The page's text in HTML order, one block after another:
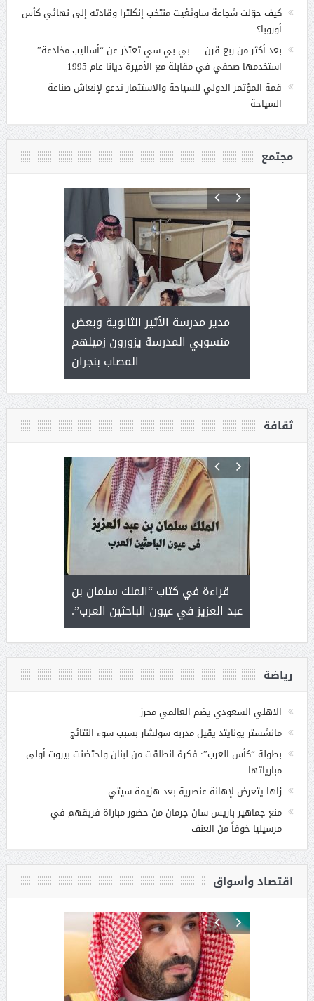
كيف حوّلت شجاعة ساوثغيت منتخب إنكلترا وقادته إلى نهائي كأس
أوروبا؟
بعد أكثر من ربع قرن … بي بي سي تعتذر عن “أساليب مخادعة”
استخدمها صحفي في مقابلة مع الأميرة ديانا عام 1995
قمة المؤتمر الدولي للسياحة والاستثمار تدعو لإنعاش صناعة
السياحة
مجتمع
( محمد
مدير مدرسة الأثير الثانوية وبعض
منسوبي المدرسة يزورون زميلهم
المصاب بنجران
) .. ميراث
ثقافة
قراءة في كتاب “الملك سلمان بن
عبد العزيز في عيون الباحثين العرب”.
رياضة
الاهلي السعودي يضم العالمي محرز
مانشستر يونايتد يقيل مدربه سولشار بسبب سوء النتائج
بطولة “كأس العرب”: فكرة انطلقت من لبنان واحتضنت بيروت أولى
مبارياتها
زاها يتعرض لإهانة عنصرية بعد هزيمة سيتي
منع جماهير باريس سان جرمان من حضور مباراة فريقهم في
مرسيليا خوفاً من العنف
اقتصاد وأسواق